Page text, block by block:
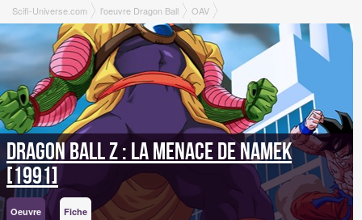
Scifi-Universe.com l'oeuvre Dragon Ball
OAV
Dragon Ball Z : La menace de Namek [1991]
Dragon Ball Z : La menace de Namek
[1991]
Oeuvre Fiche